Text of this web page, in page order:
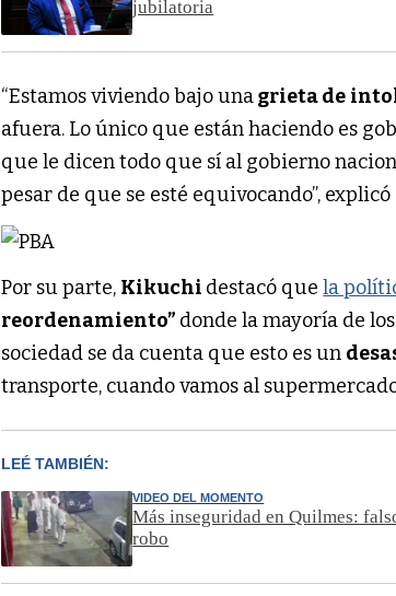
jubilatoria
“Estamos viviendo bajo unagrieta de
afuera. Lo único que están haciendo es
que le dicen todo que sí al gobierno
pesar de que se esté equivocando”, explicó
Por su parte, Kikuchi destacó quela
reordenamiento” donde la mayoría de
sociedad se da cuenta que esto es un
transporte, cuando vamos al
LEÉ TAMBIÉN:
VIDEO DEL MOMENTO
Más inseguridad en Quilmes:
robo